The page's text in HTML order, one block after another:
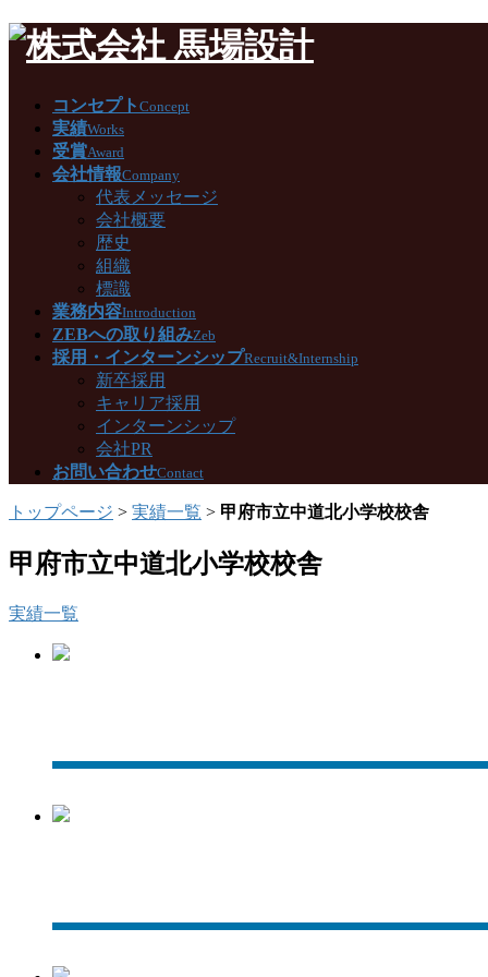
コンセプト Concept
実績Works
受賞Award
会社情報Company
代表メッセージ
会社概要
歴史
組織
標識
業務内容Introduction
ZEBへの取り組みZeb
採用・インターンシップRecruit&Internship
新卒採用
キャリア採用
インターンシップ
会社PR
お問い合わせContact
トップページ > 実績一覧 > 甲府市立中道北小学校校舎
甲府市立中道北小学校校舎
実績一覧